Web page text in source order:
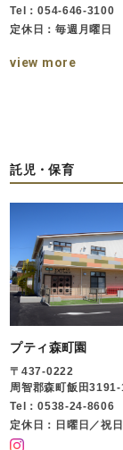
Tel：054-646-3100
定休日：毎週月曜日
view more
託児・保育
プティ森町園
〒437-0222
周智郡森町飯田3191-
Tel：0538-24-8606
定休日：日曜日／祝日